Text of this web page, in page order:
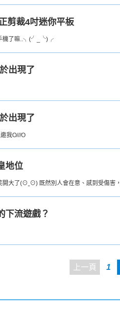
剪裁4吋迷你平板
手機了嘛..╮(╯_╰)╭
出現了
出現了
我O///O
地位
開大了(⊙ˍ⊙) 既然別人會在意、感到受傷害
下流遊戲？
上一頁 1